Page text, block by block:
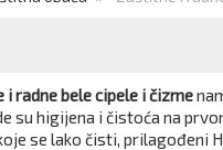
i radne bele cipele i čizme
higijena i čistoća na
se lako čisti, prilagođeni